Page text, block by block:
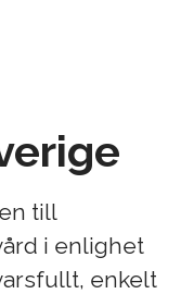
till
i enlighet
enkelt